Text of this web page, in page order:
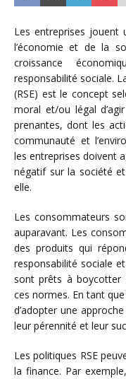
Les entreprises jouent
l’économie et de la
croissance
responsabilité sociale.
(RSE) est le concept
moral et/ou légal
prenantes, dont les
communauté et
les entreprises doivent
négatif sur la société
elle.
Les consommateurs
auparavant. Les
des produits qui
responsabilité sociale
sont prêts à boycotter
ces normes. En tant
d’adopter une
leur pérennité et leur
Les politiques RSE
la finance. Par